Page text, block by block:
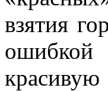
взятия